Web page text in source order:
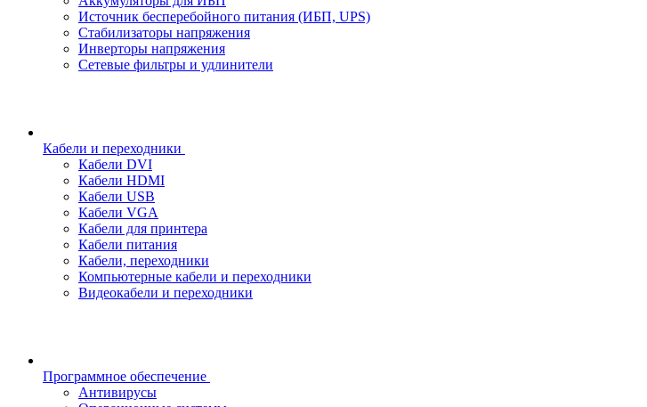
Источник бесперебойного питания (ИБП, UPS)
Стабилизаторы напряжения
Инверторы напряжения
Сетевые фильтры и удлинители
Кабели и переходники
Кабели DVI
Кабели HDMI
Кабели USB
Кабели VGA
Кабели для принтера
Кабели питания
Кабели, переходники
Компьютерные кабели и переходники
Видеокабели и переходники
Программное обеспечение
Антивирусы